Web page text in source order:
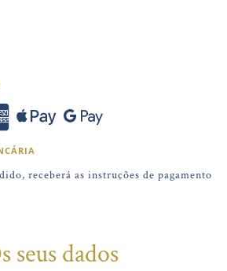
receberá as instruções de pagamento
seus dados